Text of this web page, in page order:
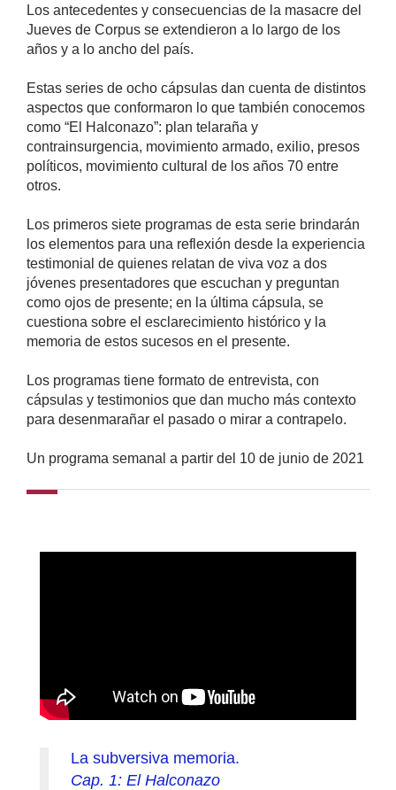
Los antecedentes y consecuencias de la masacre del
Jueves de Corpus se extendieron a lo largo de los
años y a lo ancho del país.
Estas series de ocho cápsulas dan cuenta de distintos
aspectos que conformaron lo que también conocemos
como “El Halconazo”: plan telaraña y
contrainsurgencia, movimiento armado, exilio, presos
políticos, movimiento cultural de los años 70 entre
otros.
Los primeros siete programas de esta serie brindarán
los elementos para una reflexión desde la experiencia
testimonial de quienes relatan de viva voz a dos
jóvenes presentadores que escuchan y preguntan
como ojos de presente; en la última cápsula, se
cuestiona sobre el esclarecimiento histórico y la
memoria de estos sucesos en el presente.
Los programas tiene formato de entrevista, con
cápsulas y testimonios que dan mucho más contexto
para desenmarañar el pasado o mirar a contrapelo.
Un programa semanal a partir del 10 de junio de 2021
La subversiva memoria.
Cap. 1: El Halconazo